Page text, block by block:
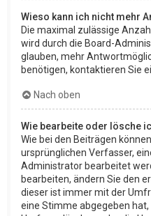
Wieso kann ich nicht mehr
Die maximal zulässige
wird durch die Board-
glauben, mehr
benötigen, kontaktieren Sie
Nach oben
Wie bearbeite oder lösche
Wie bei den Beiträgen
ursprünglichen Verfasser,
Administrator bearbeitet
bearbeiten, ändern Sie den
dieser ist immer mit der
eine Stimme abgegeben